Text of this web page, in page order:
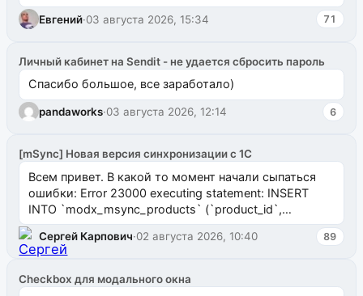
Евгений·03 августа 2026, 15:34 71
Личный кабинет на Sendit - не удается сбросить пароль
Спасибо большое, все заработало)
pandaworks·03 августа 2026, 12:14 6
[mSync] Новая версия синхронизации с 1С
Всем привет. В какой то момент начали сыпаться
ошибки: Error 23000 executing statement: INSERT
INTO `modx_msync_products` (`product_id`,
`uuid_1c`) VALUES ...
Сергей Карпович·02 августа 2026, 10:40 89
Checkbox для модального окна